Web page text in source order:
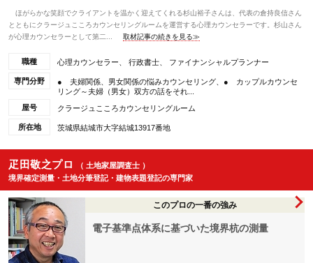
ほがらかな笑顔でクライアントを温かく迎えてくれる杉山裕子さんは、代表の倉持良信さん
とともにクラージュこころカウンセリングルームを運営する心理カウンセラーです。杉山さん
が心理カウンセラーとして第二...
取材記事の続きを見る≫
職種 心理カウンセラー、 行政書士、 ファイナンシャルプランナー
専門分野
● 夫婦関係、男女関係の悩みカウンセリング、● カップルカウンセ
リング～夫婦（男女）双方の話をそれ...
屋号
クラージュこころカウンセリングルーム
所在地 茨城県結城市大字結城13917番地
疋田敬之プロ
（ 土地家屋調査士 ）
境界確定測量・土地分筆登記・建物表題登記の専門家
このプロの一番の強み
電子基準点体系に基づいた境界杭の測量